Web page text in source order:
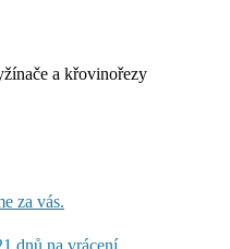
a křovinořezy
za vás.
dnů na vrácení.